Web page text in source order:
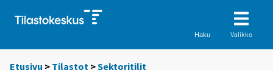
Haku Valikko
Etusivu > Tilastot >Sektoritilit